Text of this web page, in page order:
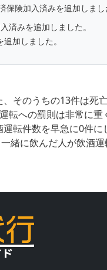
保険加入済みを追加しま
済みを追加しました。
加しました。
そのうちの13件は死
転への罰則は非常に
転件数を早急に0件
緒に飲んだ人が飲酒